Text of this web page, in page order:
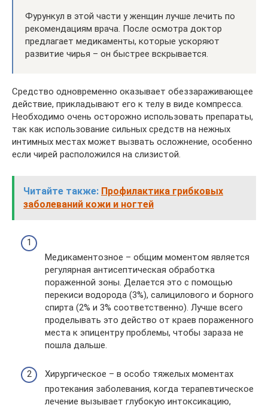
Фурункул в этой части у женщин лучше лечить по
рекомендациям врача. После осмотра доктор
предлагает медикаменты, которые ускоряют
развитие чирья – он быстрее вскрывается.
Средство одновременно оказывает обеззараживающее
действие, прикладывают его к телу в виде компресса.
Необходимо очень осторожно использовать препараты,
так как использование сильных средств на нежных
интимных местах может вызвать осложнение, особенно
если чирей расположился на слизистой.
Читайте также: Профилактика грибковых
заболеваний кожи и ногтей
Медикаментозное – общим моментом является
регулярная антисептическая обработка
пораженной зоны. Делается это с помощью
перекиси водорода (3%), салицилового и борного
спирта (2% и 3% соответственно). Лучше всего
проделывать это действо от краев пораженного
места к эпицентру проблемы, чтобы зараза не
пошла дальше.
Хирургическое – в особо тяжелых моментах
протекания заболевания, когда терапевтическое
лечение вызывает глубокую интоксикацию,